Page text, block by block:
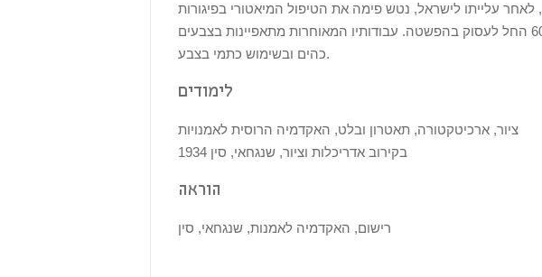
מודרנית. בשנות ה-50 של המאה ה-20, לאחר עלייתו לישראל, נטש פימה את הטיפול המיאטורי בפיגורות
לטובת הדגשה של ממד הצבע. בשנות ה-60 החל לעסוק בהפשטה. עבודותיו המאוחרות מתאפיינות בצבעים
כהים ובשימוש כתמי בצבע.
לימודים
ציור, ארכיטקטורה, תאטרון ובלט, האקדמיה הרוסית לאמנויות
1934 בקירוב אדריכלות וציור, שנגחאי, סין
הוראה
רישום, האקדמיה לאמנות, שנגחאי, סין